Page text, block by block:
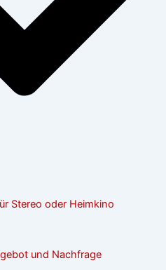
Stereo oder Heimkino
und Nachfrage